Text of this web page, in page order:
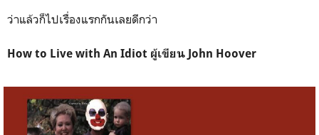
ว่าแล้วก็ไปเรื่องแรกกันเลยดีกว่า
How to Live with An Idiot ผู้เขียน John Hoover